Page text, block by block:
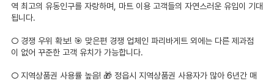
역 최고의 유동인구를 자랑하며, 마트 이용 고객들의 자연스러운 유입이 기대
됩니다.
○ 경쟁 우위 확보! 🎯 맞은편 경쟁 업체인 파리바게트 외에는 다른 제과점
이 없어 꾸준한 고객 유치가 가능합니다.
○ 지역상품권 사용률 높음! 🎁 정읍시 지역상품권 사용자가 많아 6년간 매